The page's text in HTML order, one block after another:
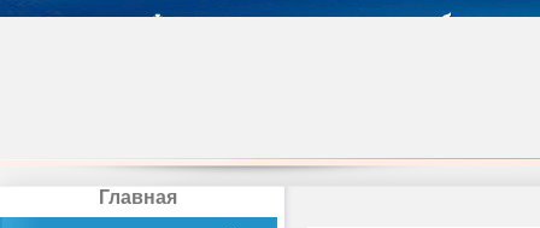
Главная